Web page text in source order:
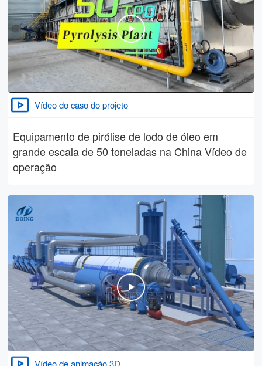
Vídeo do caso do projeto
Equipamento de pirólise de lodo de óleo em
grande escala de 50 toneladas na China Vídeo de
operação
Vídeo de animação 3D